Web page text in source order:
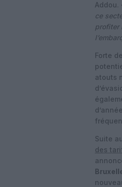
Addou.
ce
profiter
Forte
atouts
Suite
des